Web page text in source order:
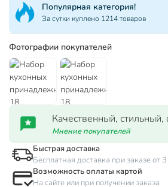
Популярная категория!
За сутки куплено 1214 товаров
Фотографии покупателей
Качественный,
Мнение покупателей
Быстрая доставка
Бесплатная доставка при заказе от
Возможность оплаты картой
На сайте или при получении заказа